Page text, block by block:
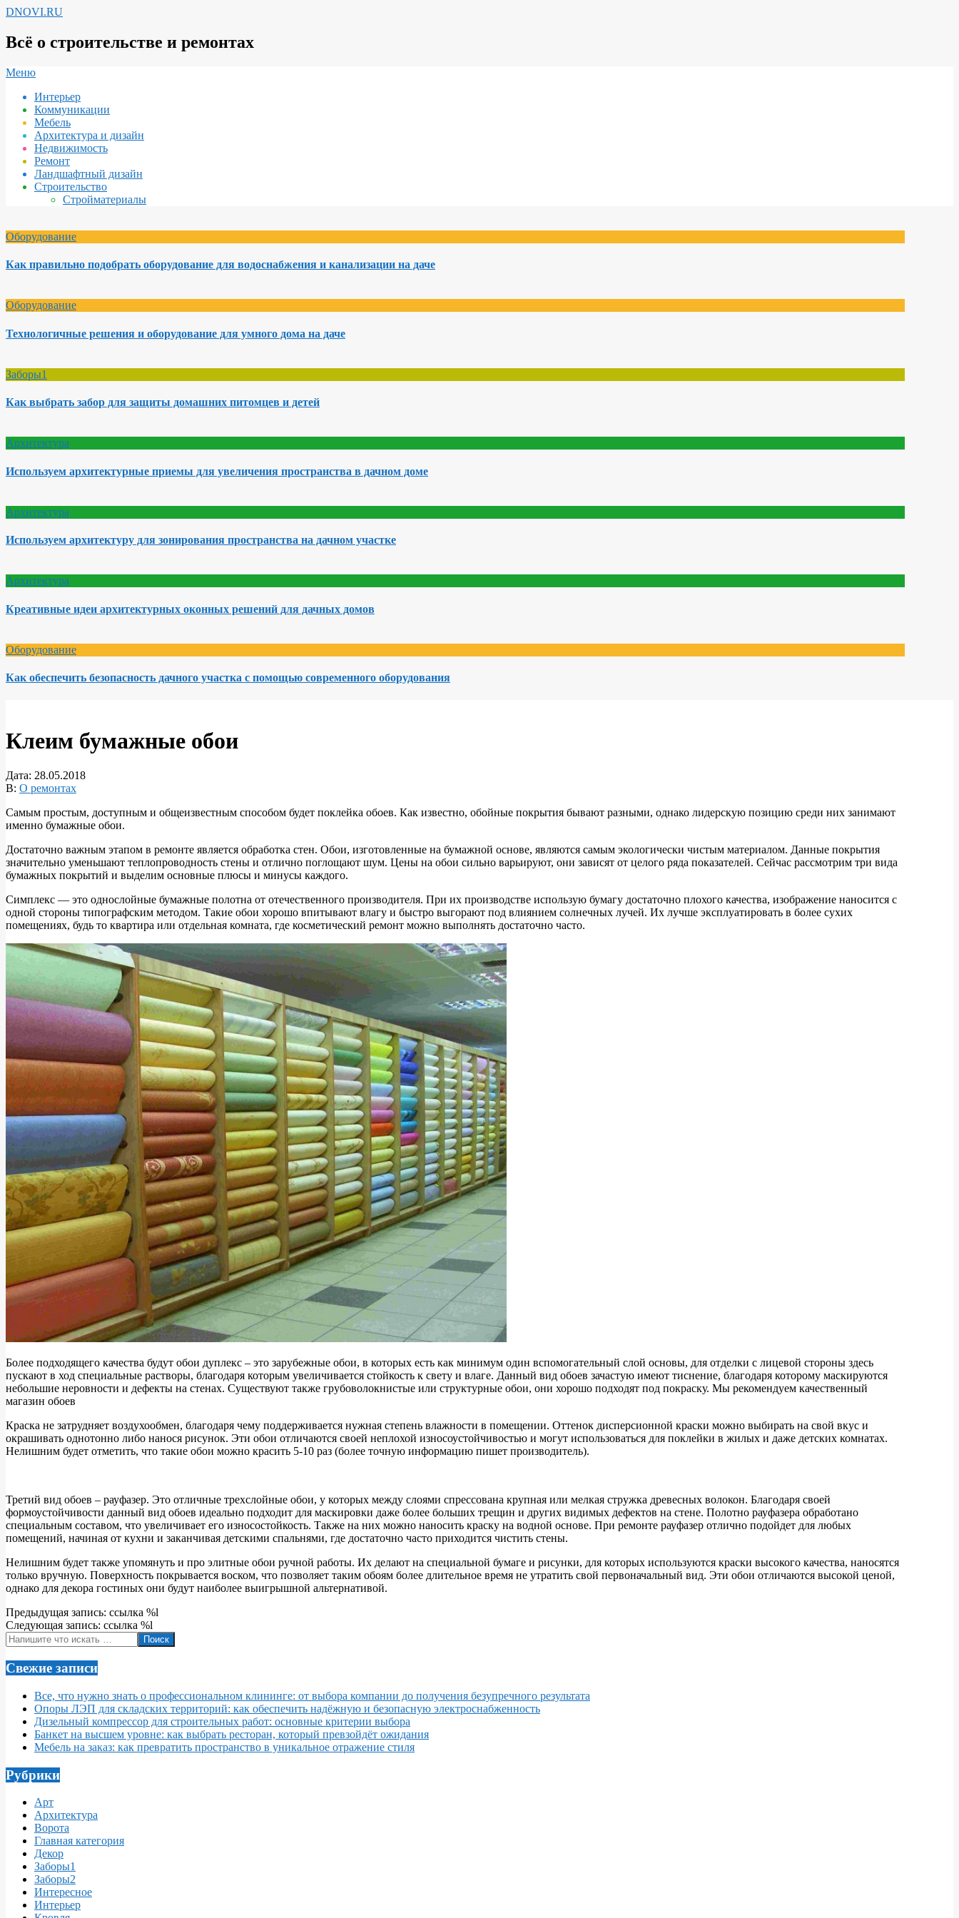
Перейти
содержимому
DNOVI.RU
Всё о строительстве и ремонтах
Вторичное
навигации
Меню
Интерьер
Коммуникации
Мебель
Архитектура и дизайн
Недвижимость
Ремонт
Ландшафтный дизайн
Строительство
Стройматериалы
Оборудование
Как правильно подобрать оборудование для водоснабжения и канализации на даче
Оборудование
Технологичные решения и оборудование для умного дома на даче
Заборы1
Как выбрать забор для защиты домашних питомцев и детей
Архитектура
Используем архитектурные приемы для увеличения пространства в дачном доме
Архитектура
Используем архитектуру для зонирования пространства на дачном участке
Архитектура
Креативные идеи архитектурных оконных решений для дачных домов
Оборудование
Как обеспечить безопасность дачного участка с помощью современного оборудования
Клеим бумажные обои
Дата: 28.05.2018
В: О ремонтах
Самым простым, доступным и общеизвестным способом будет поклейка обоев. Как известно, обойные покрытия бывают разными, однако лидерскую позицию среди них занимают
именно бумажные обои.
Достаточно важным этапом в ремонте является обработка стен. Обои, изготовленные на бумажной основе, являются самым экологически чистым материалом. Данные покрытия
значительно уменьшают теплопроводность стены и отлично поглощают шум. Цены на обои сильно варьируют, они зависят от целого ряда показателей. Сейчас рассмотрим три вида
бумажных покрытий и выделим основные плюсы и минусы каждого.
Симплекс — это однослойные бумажные полотна от отечественного производителя. При их производстве использую бумагу достаточно плохого качества, изображение наносится с
одной стороны типографским методом. Такие обои хорошо впитывают влагу и быстро выгорают под влиянием солнечных лучей. Их лучше эксплуатировать в более сухих
помещениях, будь то квартира или отдельная комната, где косметический ремонт можно выполнять достаточно часто.
Более подходящего качества будут обои дуплекс – это зарубежные обои, в которых есть как минимум один вспомогательный слой основы, для отделки с лицевой стороны здесь
пускают в ход специальные растворы, благодаря которым увеличивается стойкость к свету и влаге. Данный вид обоев зачастую имеют тиснение, благодаря которому маскируются
небольшие неровности и дефекты на стенах. Существуют также грубоволокнистые или структурные обои, они хорошо подходят под покраску. Мы рекомендуем качественный
магазин обоев
Краска не затрудняет воздухообмен, благодаря чему поддерживается нужная степень влажности в помещении. Оттенок дисперсионной краски можно выбирать на свой вкус и
окрашивать однотонно либо нанося рисунок. Эти обои отличаются своей неплохой износоустойчивостью и могут использоваться для поклейки в жилых и даже детских комнатах.
Нелишним будет отметить, что такие обои можно красить 5-10 раз (более точную информацию пишет производитель).
Третий вид обоев – рауфазер. Это отличные трехслойные обои, у которых между слоями спрессована крупная или мелкая стружка древесных волокон. Благодаря своей
формоустойчивости данный вид обоев идеально подходит для маскировки даже более больших трещин и других видимых дефектов на стене. Полотно рауфазера обработано
специальным составом, что увеличивает его износостойкость. Также на них можно наносить краску на водной основе. При ремонте рауфазер отлично подойдет для любых
помещений, начиная от кухни и заканчивая детскими спальнями, где достаточно часто приходится чистить стены.
Нелишним будет также упомянуть и про элитные обои ручной работы. Их делают на специальной бумаге и рисунки, для которых используются краски высокого качества, наносятся
только вручную. Поверхность покрывается воском, что позволяет таким обоям более длительное время не утратить свой первоначальный вид. Эти обои отличаются высокой ценой,
однако для декора гостиных они будут наиболее выигрышной альтернативой.
2018-
05-
28
Предыдущая запись: ссылка %l
Следующая запись: ссылка %l
Поиск
Свежие записи
Все, что нужно знать о профессиональном клининге: от выбора компании до получения безупречного результата
Опоры ЛЭП для складских территорий: как обеспечить надёжную и безопасную электроснабженность
Дизельный компрессор для строительных работ: основные критерии выбора
Банкет на высшем уровне: как выбрать ресторан, который превзойдёт ожидания
Мебель на заказ: как превратить пространство в уникальное отражение стиля
Рубрики
Арт
Архитектура
Ворота
Главная категория
Декор
Заборы1
Заборы2
Интересное
Интерьер